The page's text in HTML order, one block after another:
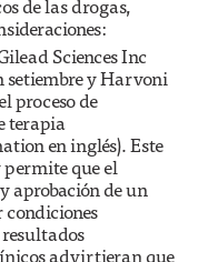
de las drogas,
Sciences Inc
setiembre y Harvoni
proceso de
terapia
en inglés). Este
permite que el
aprobación de un
advirtieran que